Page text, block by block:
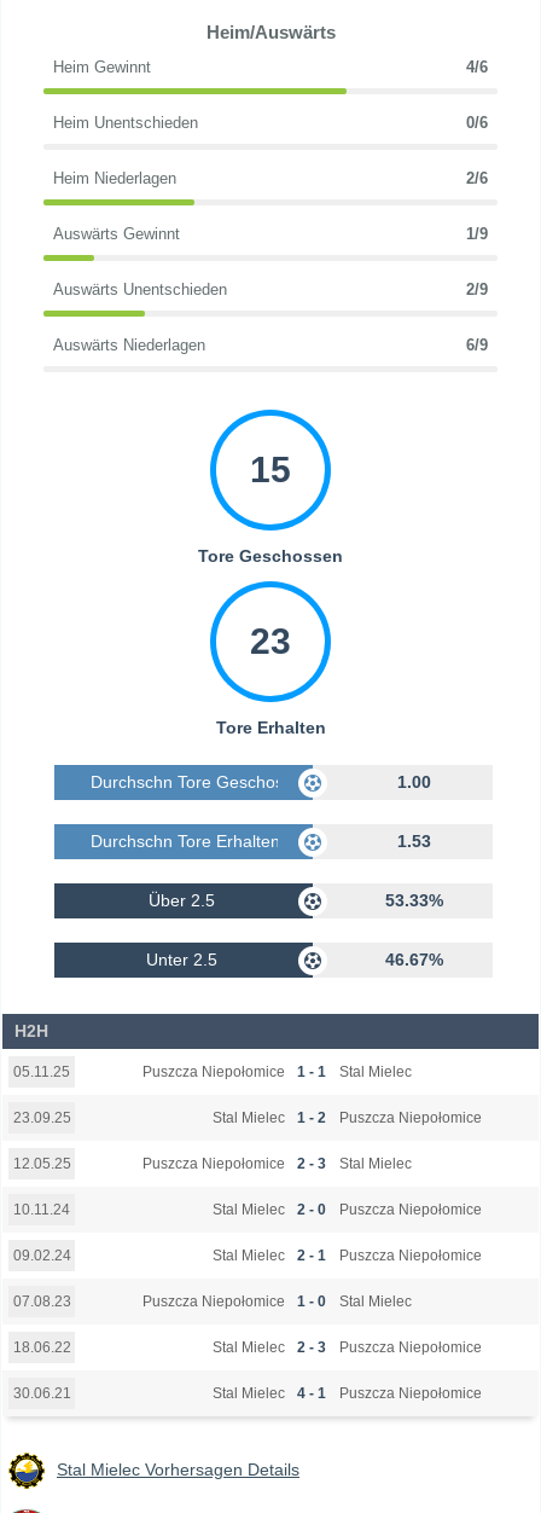
Heim/Auswärts
Heim Gewinnt 4/6
Heim Unentschieden 0/6
Heim Niederlagen 2/6
Auswärts Gewinnt 1/9
Auswärts Unentschieden 2/9
Auswärts Niederlagen 6/9
15
Tore Geschossen
23
Tore Erhalten
Durchschn Tore Geschossen 1.00
Durchschn Tore Erhalten 1.53
Über 2.5 53.33%
Unter 2.5 46.67%
H2H
05.11.25 Puszcza Niepołomice 1 - 1 Stal Mielec
23.09.25 Stal Mielec 1 - 2 Puszcza Niepołomice
12.05.25 Puszcza Niepołomice 2 - 3 Stal Mielec
10.11.24 Stal Mielec 2 - 0 Puszcza Niepołomice
09.02.24 Stal Mielec 2 - 1 Puszcza Niepołomice
07.08.23 Puszcza Niepołomice 1 - 0 Stal Mielec
18.06.22 Stal Mielec 2 - 3 Puszcza Niepołomice
30.06.21 Stal Mielec 4 - 1 Puszcza Niepołomice
Stal Mielec Vorhersagen Details